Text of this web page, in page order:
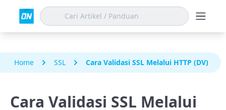
Home SSL Cara Validasi SSL Melalui HTTP (DV)
Cara Validasi SSL Melalui